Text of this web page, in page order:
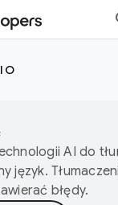
AI do
język.
błędy.